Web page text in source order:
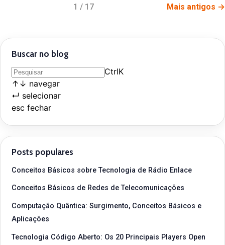
1 / 17 Mais antigos →
Buscar no blog
CtrlK
↑ ↓ navegar
↵ selecionar
esc fechar
Posts populares
Conceitos Básicos sobre Tecnologia de Rádio Enlace
Conceitos Básicos de Redes de Telecomunicações
Computação Quântica: Surgimento, Conceitos Básicos e
Aplicações
Tecnologia Código Aberto: Os 20 Principais Players Open